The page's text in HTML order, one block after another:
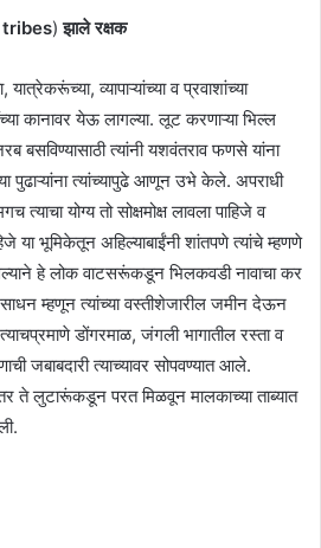
tribes) झाले रक्षक
व्यापाऱ्यांच्या व प्रवाशांच्या
कानावर येऊ लागल्या. लूट करणाऱ्या भिल्ल
बसविण्यासाठी त्यांनी यशवंतराव फणसे यांना
पुढाऱ्यांना त्यांच्यापुढे आणून उभे केले. अपराधी
योग्य तो सोक्षमोक्ष लावला पाहिजे व
या भूमिकेतून अहिल्याबाईंनी शांतपणे त्यांचे म्हणणे
हे लोक वाटसरूंकडून भिलकवडी नावाचा कर
म्हणून त्यांच्या वस्तीशेजारील जमीन देऊन
डोंगरमाळ, जंगली भागातील रस्ता व
जबाबदारी त्याच्यावर सोपवण्यात आले.
ते लुटारूंकडून परत मिळवून मालकाच्या ताब्यात